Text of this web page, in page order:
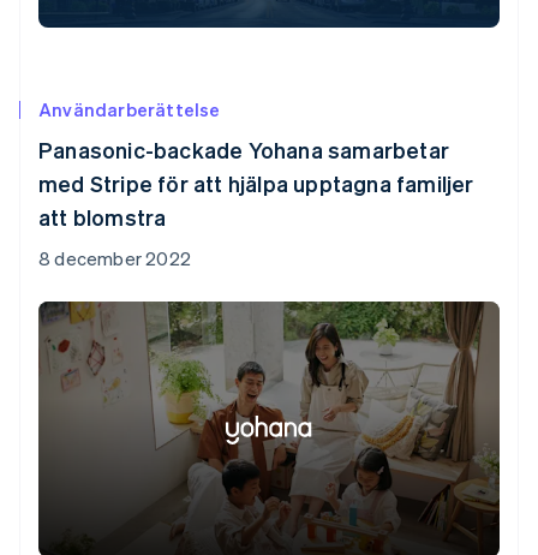
Användarberättelse
Panasonic-backade Yohana samarbetar
med Stripe för att hjälpa upptagna familjer
att blomstra
8 december 2022